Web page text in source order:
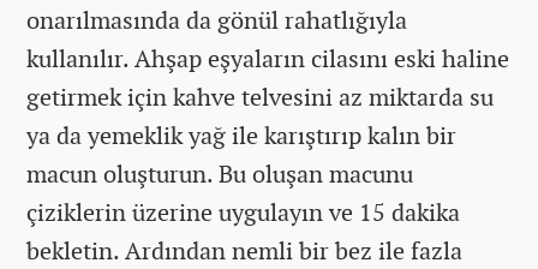
onarılmasında da gönül rahatlığıyla
kullanılır. Ahşap eşyaların cilasını eski haline
getirmek için kahve telvesini az miktarda su
ya da yemeklik yağ ile karıştırıp kalın bir
macun oluşturun. Bu oluşan macunu
çiziklerin üzerine uygulayın ve 15 dakika
bekletin. Ardından nemli bir bez ile fazla